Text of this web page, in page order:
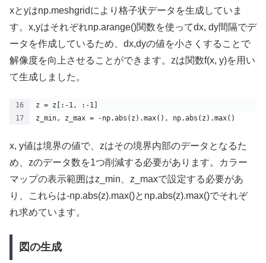
xとyはnp.meshgridにより格子状データを生成していま
す。x,yはそれぞれnp.arange()関数を使ってdx, dy間隔でデ
ータを作成しているため、dx,dyの値を小さくすることで
解像度を向上させることができます。zは関数f(x, y)を用い
て生成しました。
z = z[:-1, :-1]
z_min, z_max = -np.abs(z).max(), np.abs(z).max()
x, y値は境界の値で、zはその境界内部のデータとなるた
め、zのデータ数を1つ削減する必要があります。カラー
マップの表示範囲はz_min、z_maxで設定する必要があ
り、これらは-np.abs(z).max()とnp.abs(z).max()でそれぞ
れ求めています。
図の生成